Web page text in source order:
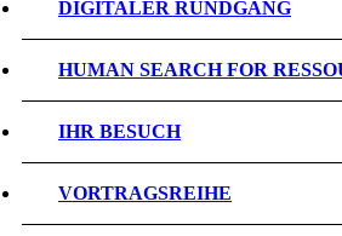
DIGITALER RUNDGANG
HUMAN SEARCH FOR
IHR BESUCH
VORTRAGSREIHE